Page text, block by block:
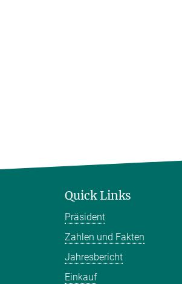
Quick Links
Präsident
Zahlen und Fakten
Jahresbericht
Einkauf